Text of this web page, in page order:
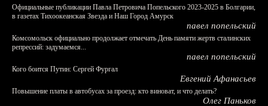
Официальные публикации Павла Петровича Попельского 2023-2025 в Болгарии,
в газетах Тихоокеанская Звезда и Наш Город Амурск
павел попельский
Комсомольск официально продолжает отмечать День памяти жертв сталинских
репрессий: задумаемся...
павел попельский
Кого боится Путин: Сергей Фургал
Евгений Афанасьев
Повышение платы в автобусах за проезд: кто виноват, и что делать?
Олег Паньков